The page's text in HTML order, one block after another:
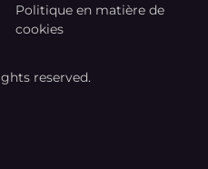
reserved.
Politique en matière de
cookies